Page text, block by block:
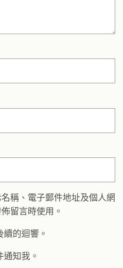
稱、電子郵件地址及個人網
留言時使用。
的迴響。
知我。